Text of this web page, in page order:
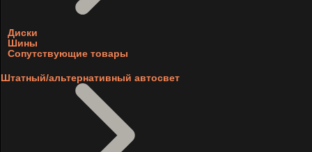
Диски
Шины
Сопутствующие товары
Штатный/альтернативный автосвет